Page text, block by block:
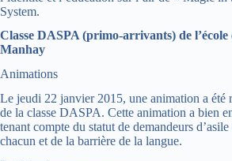
System.
Classe DASPA (primo-arrivants) de l’école
Manhay
Animations
Le jeudi 22 janvier 2015, une animation a été
de la classe DASPA. Cette animation a bien
tenant compte du statut de demandeurs
chacun et de la barrière de la langue.